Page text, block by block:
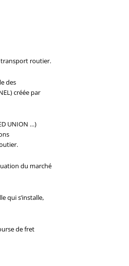
transport routier.
des
créée par
UNION …)
du marché
qui s’installe,
de fret